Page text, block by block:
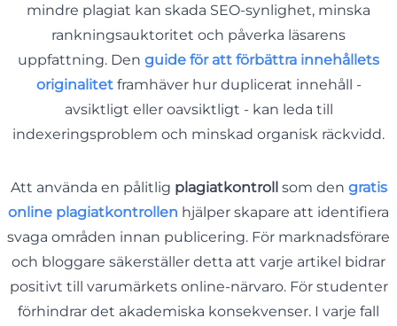
mindre plagiat kan skada SEO-synlighet, minska
rankningsauktoritet och påverka läsarens
uppfattning. Den guide för att förbättra innehållets
originalitetframhäver hur duplicerat innehåll -
avsiktligt eller oavsiktligt - kan leda till
indexeringsproblem och minskad organisk räckvidd.
Att använda en pålitlig plagiatkontrollsom den gratis
online plagiatkontrollen hjälper skapare att identifiera
svaga områden innan publicering. För marknadsförare
och bloggare säkerställer detta att varje artikel bidrar
positivt till varumärkets online-närvaro. För studenter
förhindrar det akademiska konsekvenser. I varje fall